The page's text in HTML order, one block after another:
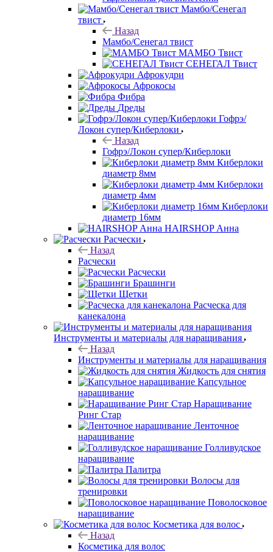
Мамбо/Сенегал
твист
Назад
Мамбо/Сенегал твист
МАМБО Твист
СЕНЕГАЛ Твист
Афрокудри
Афрокосы
Фибра
Дреды
Гофрэ/
Локон супер/Киберлоки
Назад
Гофрэ/Локон супер/Киберлоки
Киберлоки
диаметр 8мм
Киберлоки
диаметр 4мм
Киберлоки
диаметр 16мм
HAIRSHOP Анна
Расчески
Назад
Расчески
Расчески
Брашинги
Щетки
Расческа для
канекалона
Инструменты и материалы для наращивания
Назад
Инструменты и материалы для наращивания
Жидкость для снятия
Капсульное
наращивание
Наращивание
Ринг Стар
Ленточное
наращивание
Голливудское
наращивание
Палитра
Волосы для
тренировки
Поволосковое
наращивание
Косметика для волос
Назад
Косметика для волос